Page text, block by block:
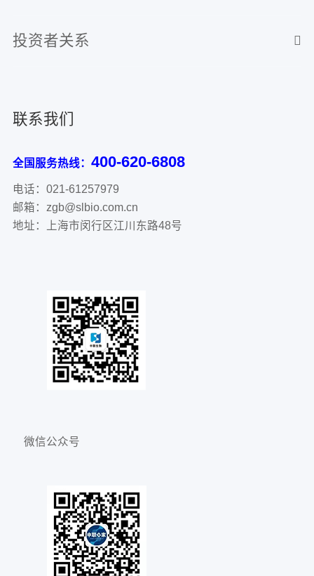
投资者关系
联系我们
全国服务热线： 400-620-6808
电话：021-61257979
邮箱：zgb@slbio.com.cn
地址：上海市闵行区江川东路48号
微信公众号